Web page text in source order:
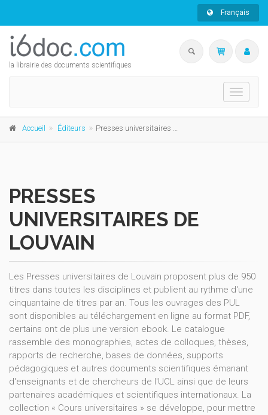
Français
la librairie des documents scientifiques
Toggle
Accueil Éditeurs Presses universitaires de Louvain
PRESSES
UNIVERSITAIRES DE
LOUVAIN
Les Presses universitaires de Louvain proposent plus de 950
titres dans toutes les disciplines et publient au rythme d'une
cinquantaine de titres par an. Tous les ouvrages des PUL
sont disponibles au téléchargement en ligne au format PDF,
certains ont de plus une version ebook. Le catalogue
rassemble des monographies, actes de colloques, thèses,
rapports de recherche, bases de données, supports
pédagogiques et autres documents scientifiques émanant
d'enseignants et de chercheurs de l'UCL ainsi que de leurs
partenaires académiques et scientifiques internationaux. La
collection « Cours universitaires » se développe, pour mettre